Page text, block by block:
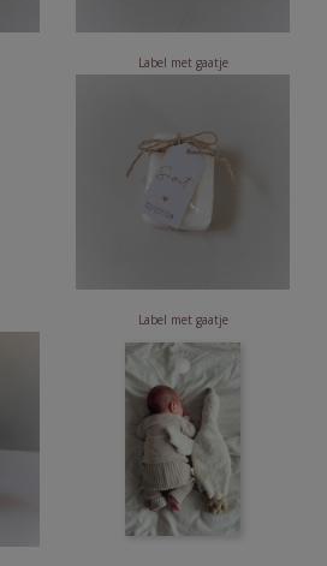
Label met gaatje
Label met gaatje